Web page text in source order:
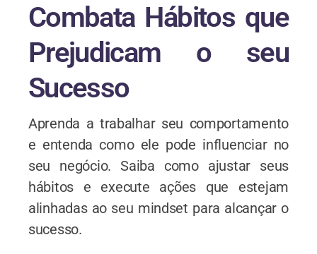
Combata Hábitos que
Prejudicam o seu
Sucesso
Aprenda a trabalhar seu comportamento
e entenda como ele pode influenciar no
seu negócio. Saiba como ajustar seus
hábitos e execute ações que estejam
alinhadas ao seu mindset para alcançar o
sucesso.